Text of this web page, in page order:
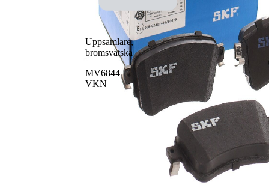
Uppsamlare,
bromsvätska
MV6844
VKN